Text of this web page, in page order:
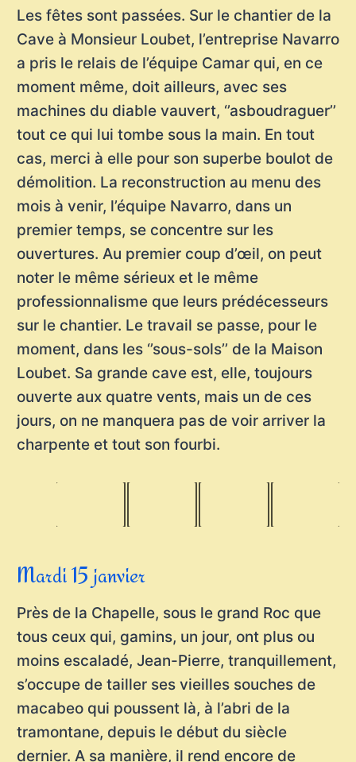
Les fêtes sont passées. Sur le chantier de la
Cave à Monsieur Loubet, l’entreprise Navarro
a pris le relais de l’équipe Camar qui, en ce
moment même, doit ailleurs, avec ses
machines du diable vauvert, ‘’asboudraguer’’
tout ce qui lui tombe sous la main. En tout
cas, merci à elle pour son superbe boulot de
démolition. La reconstruction au menu des
mois à venir, l’équipe Navarro, dans un
premier temps, se concentre sur les
ouvertures. Au premier coup d’œil, on peut
noter le même sérieux et le même
professionnalisme que leurs prédécesseurs
sur le chantier. Le travail se passe, pour le
moment, dans les ‘’sous-sols’’ de la Maison
Loubet. Sa grande cave est, elle, toujours
ouverte aux quatre vents, mais un de ces
jours, on ne manquera pas de voir arriver la
charpente et tout son fourbi.
Mardi 15 janvier
Près de la Chapelle, sous le grand Roc que
tous ceux qui, gamins, un jour, ont plus ou
moins escaladé, Jean-Pierre, tranquillement,
s’occupe de tailler ses vieilles souches de
macabeo qui poussent là, à l’abri de la
tramontane, depuis le début du siècle
dernier. A sa manière, il rend encore de